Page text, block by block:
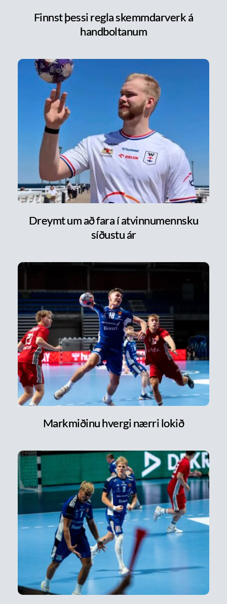
Finnst þessi regla skemmdarverk á
handboltanum
Dreymt um að fara í atvinnumennsku
síðustu ár
Markmiðinu hvergi nærri lokið